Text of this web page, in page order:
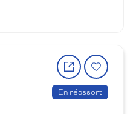
Partager
le
produit
à
la
En réassort